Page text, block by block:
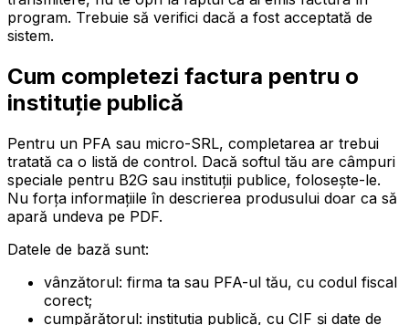
program. Trebuie să verifici dacă a fost acceptată de
sistem.
Cum completezi factura pentru o
instituție publică
Pentru un PFA sau micro-SRL, completarea ar trebui
tratată ca o listă de control. Dacă softul tău are câmpuri
speciale pentru B2G sau instituții publice, folosește-le.
Nu forța informațiile în descrierea produsului doar ca să
apară undeva pe PDF.
Datele de bază sunt:
vânzătorul: firma ta sau PFA-ul tău, cu codul fiscal
corect;
cumpărătorul: instituția publică, cu CIF și date de